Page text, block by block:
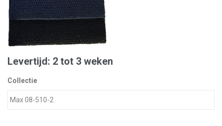
Levertijd: 2 tot 3 weken
Collectie